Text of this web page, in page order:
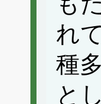
れ
種
と